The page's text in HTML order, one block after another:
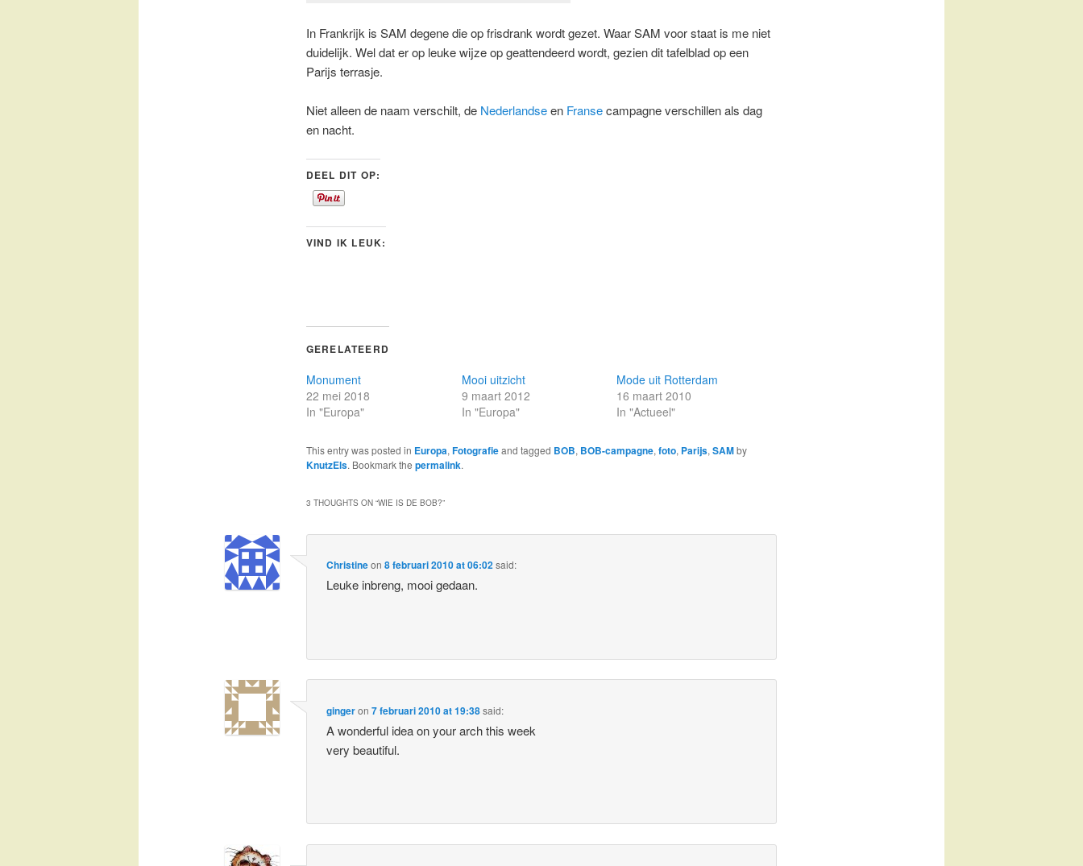
In Frankrijk is SAM degene die op frisdrank wordt gezet. Waar SAM voor staat is me niet
duidelijk. Wel dat er op leuke wijze op geattendeerd wordt, gezien dit tafelblad op een
Parijs terrasje.
Niet alleen de naam verschilt, de Nederlandseen Fransecampagne verschillen als dag
en nacht.
DEEL DIT OP:
VIND IK LEUK:
GERELATEERD
Monument
22 mei 2018
In "Europa"
Mooi uitzicht
9 maart 2012
In "Europa"
Mode uit Rotterdam
16 maart 2010
In "Actueel"
This entry was posted in Europa, Fotografieand tagged BOB, BOB-campagne, foto, Parijs, SAMby
KnutzEls. Bookmark the permalink.
3 THOUGHTS ON “WIE IS DE BOB?”
Christineon8 februari 2010 at 06:02said:
Leuke inbreng, mooi gedaan.
gingeron7 februari 2010 at 19:38said:
A wonderful idea on your arch this week
very beautiful.